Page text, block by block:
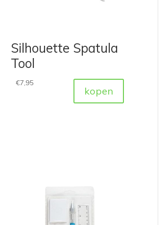
Silhouette Spatula
Tool
€7,95
kopen